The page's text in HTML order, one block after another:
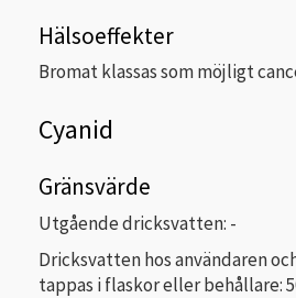
Hälsoeffekter
Bromat klassas som möjligt
Cyanid
Gränsvärde
Utgående dricksvatten: -
Dricksvatten hos användaren
tappas i flaskor eller behållare: